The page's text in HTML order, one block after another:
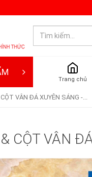
Trang chủ
VÂN ĐÁ XUYÊN SÁNG -...
CỘT VÂN